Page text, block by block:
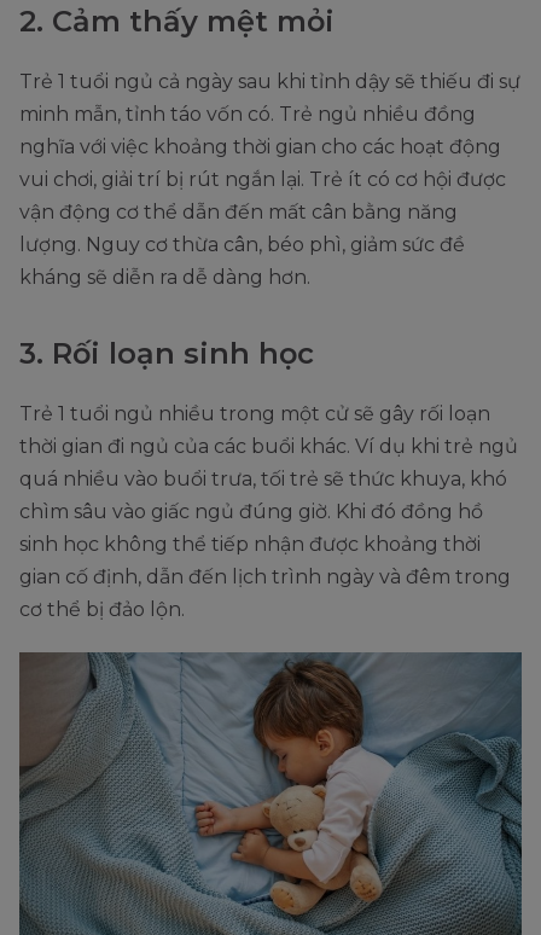
2. Cảm thấy mệt mỏi
Trẻ 1 tuổi ngủ cả ngày sau khi tỉnh dậy sẽ thiếu đi sự
minh mẫn, tỉnh táo vốn có. Trẻ ngủ nhiều đồng
nghĩa với việc khoảng thời gian cho các hoạt động
vui chơi, giải trí bị rút ngắn lại. Trẻ ít có cơ hội được
vận động cơ thể dẫn đến mất cân bằng năng
lượng. Nguy cơ thừa cân, béo phì, giảm sức đề
kháng sẽ diễn ra dễ dàng hơn.
3. Rối loạn sinh học
Trẻ 1 tuổi ngủ nhiều trong một cử sẽ gây rối loạn
thời gian đi ngủ của các buổi khác. Ví dụ khi trẻ ngủ
quá nhiều vào buổi trưa, tối trẻ sẽ thức khuya, khó
chìm sâu vào giấc ngủ đúng giờ. Khi đó đồng hồ
sinh học không thể tiếp nhận được khoảng thời
gian cố định, dẫn đến lịch trình ngày và đêm trong
cơ thể bị đảo lộn.